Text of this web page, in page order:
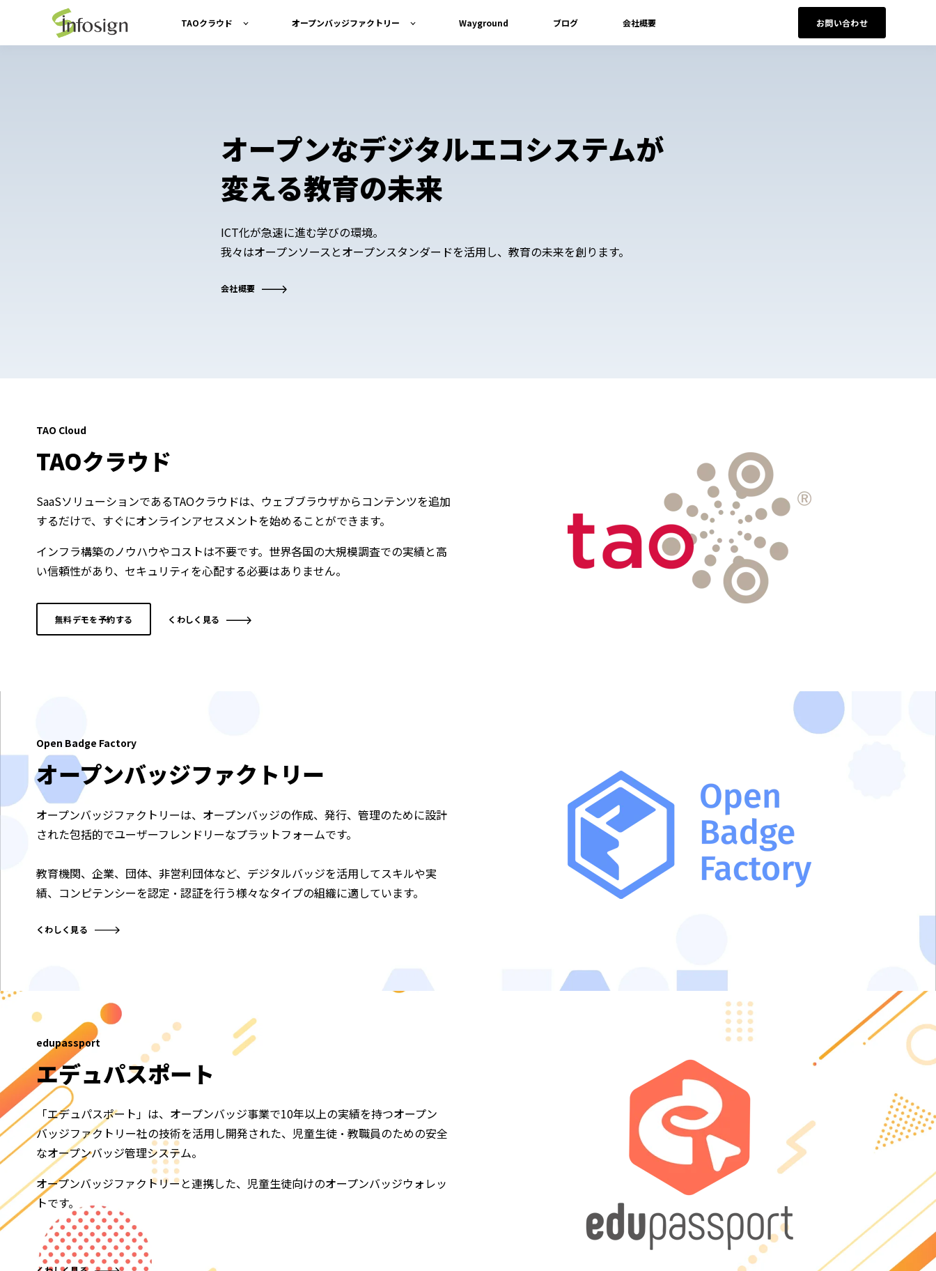
TAOクラウド オープンバッジファクトリー Wayground ブログ 会社概要 お問い合わせ
オープンなデジタルエコシステムが
変える教育の未来
ICT化が急速に進む学びの環境。
我々はオープンソースとオープンスタンダードを活用し、教育の未来を創ります。
会社概要
TAO Cloud
TAOクラウド
SaaSソリューションであるTAOクラウドは、ウェブブラウザからコンテンツを追加
するだけで、すぐにオンラインアセスメントを始めることができます。
インフラ構築のノウハウやコストは不要です。世界各国の大規模調査での実績と高
い信頼性があり、セキュリティを心配する必要はありません。
無料デモを予約する くわしく見る
Open Badge Factory
オープンバッジファクトリー
オープンバッジファクトリーは、オープンバッジの作成、発行、管理のために設計
された包括的でユーザーフレンドリーなプラットフォームです。
教育機関、企業、団体、非営利団体など、デジタルバッジを活用してスキルや実
績、コンピテンシーを認定・認証を行う様々なタイプの組織に適しています。
くわしく見る
edupassport
エデュパスポート
「エデュパスポート」は、 オープンバッジ事業で10年以上の実績を持つオープン
バッジファクトリー社の技術を活用し開発された、 児童生徒・教職員のための安全
なオープンバッジ管理システム。
オープンバッジファクトリーと連携した、児童生徒向けのオープンバッジウォレッ
トです。